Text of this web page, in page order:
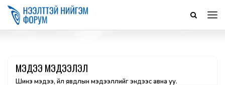
МЭДЭЭ МЭДЭЭЛЭЛ
Шинэ мэдээ, үйл явдлын мэдээллийг эндээс авна уу.